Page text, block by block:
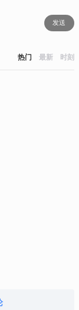
发送
热门 最新 时刻